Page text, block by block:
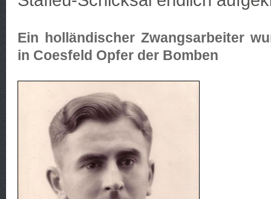
Ein holländischer Zwangsarbeiter
in Coesfeld Opfer der Bomben